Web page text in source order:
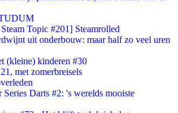
Topic #201] Steamrolled
uit onderbouw: maar half zo veel uren
(kleine) kinderen #30
met zomerbreisels
Darts #2: 's werelds mooiste